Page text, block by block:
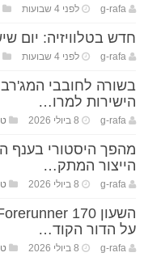
g-rafa לפני 4 שבועות
חדש בטלוויזיה: יום שישי, 10
g-rafa לפני 4 שבועות
בשורה לחובבי
הישירות למרו…
g-rafa 8 ביולי 2026
מהפך היסטורי בענף
הייצור המתק…
g-rafa 8 ביולי 2026
על הדור הקוד…
g-rafa 8 ביולי 2026